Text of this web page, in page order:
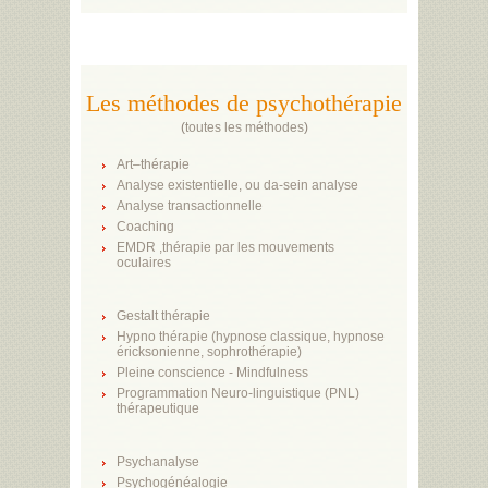
Les méthodes de psychothérapie
(toutes les méthodes)
Art–thérapie
Analyse existentielle, ou da-sein analyse
Analyse transactionnelle
Coaching
EMDR ,thérapie par les mouvements
oculaires
Gestalt thérapie
Hypno thérapie (hypnose classique, hypnose
éricksonienne, sophrothérapie)
Pleine conscience - Mindfulness
Programmation Neuro-linguistique (PNL)
thérapeutique
Psychanalyse
Psychogénéalogie